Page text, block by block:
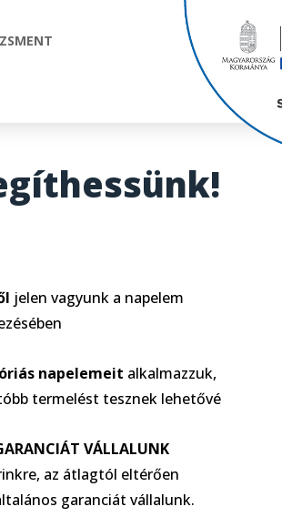
jelen vagyunk a napelem
napelemeit alkalmazzuk,
termelést tesznek lehetővé
VÁLLALUNK
az átlagtól eltérően
garanciát vállalunk.